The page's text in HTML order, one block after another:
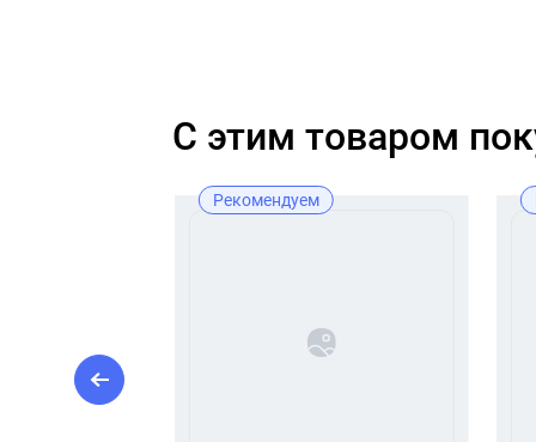
C этим товаром
Рекомендуем